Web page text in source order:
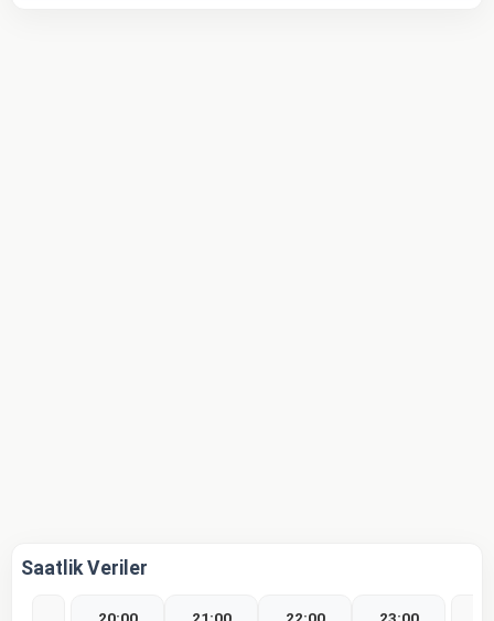
Saatlik Veriler